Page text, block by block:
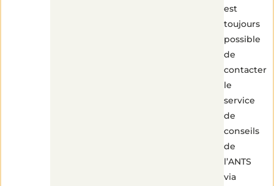
est
toujours
possible
de
contacter
le
service
de
conseils
de
l’ANTS
via